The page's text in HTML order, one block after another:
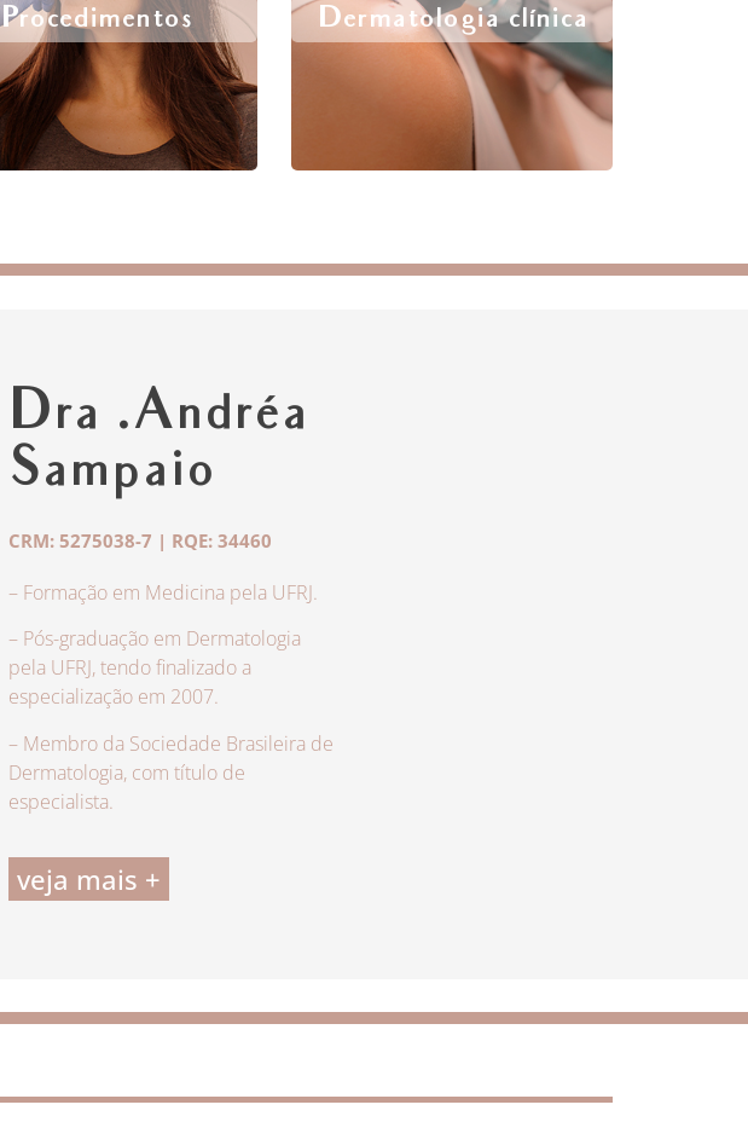
Procedimentos Dermatologia clínica
Dra .Andréa
Sampaio
CRM: 5275038-7 | RQE: 34460
– Formação em Medicina pela UFRJ.
– Pós-graduação em Dermatologia
pela UFRJ, tendo finalizado a
especialização em 2007.
– Membro da Sociedade Brasileira de
Dermatologia, com título de
especialista.
veja mais +